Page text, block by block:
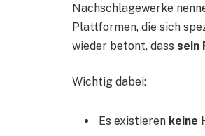
Nachschlagewerke
Plattformen, die sich
wieder betont, dass sein
Wichtig dabei:
Es existieren keine